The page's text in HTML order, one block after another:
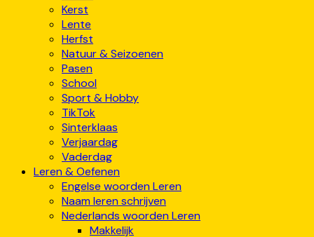
Kerst
Lente
Herfst
Natuur & Seizoenen
Pasen
School
Sport & Hobby
TikTok
Sinterklaas
Verjaardag
Vaderdag
Leren & Oefenen
Engelse woorden Leren
Naam leren schrijven
Nederlands woorden Leren
Makkelijk